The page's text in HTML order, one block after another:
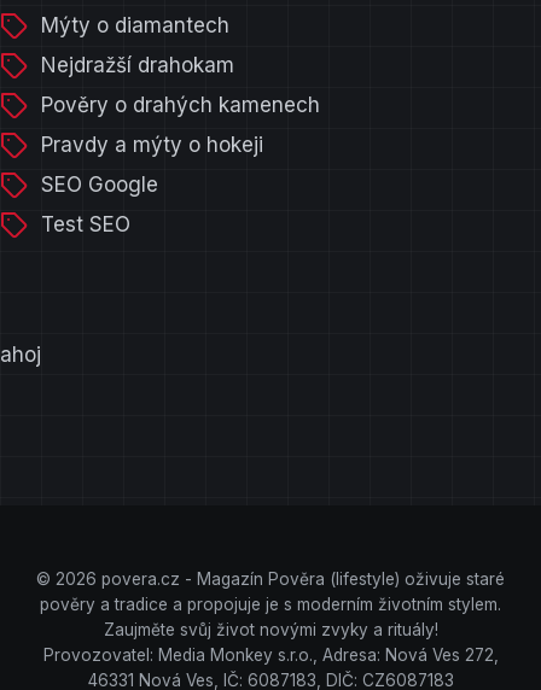
Mýty o diamantech
Nejdražší drahokam
Pověry o drahých kamenech
Pravdy a mýty o hokeji
SEO Google
Test SEO
ahoj
© 2026 povera.cz - Magazín Pověra (lifestyle) oživuje staré
pověry a tradice a propojuje je s moderním životním stylem.
Zaujměte svůj život novými zvyky a rituály!
Provozovatel: Media Monkey s.r.o., Adresa: Nová Ves 272,
46331 Nová Ves, IČ: 6087183, DIČ: CZ6087183